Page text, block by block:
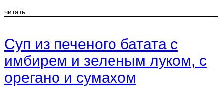
читать
Суп из печеного батата с
имбирем и зеленым луком, с
орегано и сумахом